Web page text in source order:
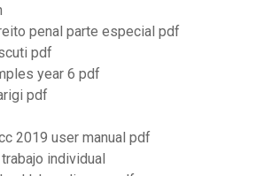
penal parte especial pdf
pdf
year 6 pdf
pdf
2019 user manual pdf
individual